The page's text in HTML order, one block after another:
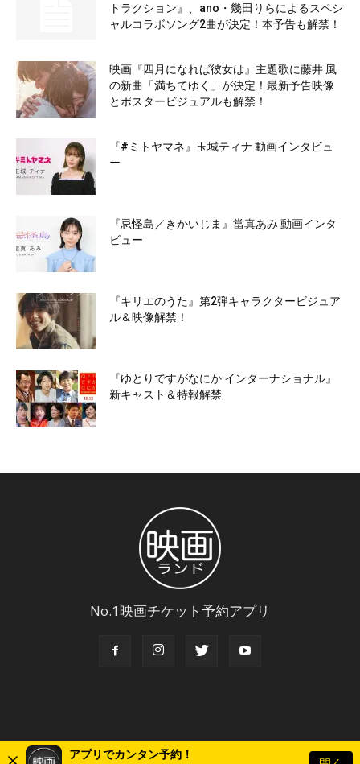
アプリでカンタン予約！
トラクション』、ano・幾田りらによるスペシ
ャルコラボソング2曲が決定！本予告も解禁！
映画『四月になれば彼女は』主題歌に藤井 風
の新曲「満ちてゆく」が決定！最新予告映像
とポスタービジュアルも解禁！
『#ミトヤマネ』玉城ティナ 動画インタビュ
ー
『忌怪島／きかいじま』當真あみ 動画インタ
ビュー
『キリエのうた』第2弾キャラクタービジュア
ル＆映像解禁！
『ゆとりですがなにか インターナショナル』
新キャスト＆特報解禁
No.1映画チケット予約アプリ